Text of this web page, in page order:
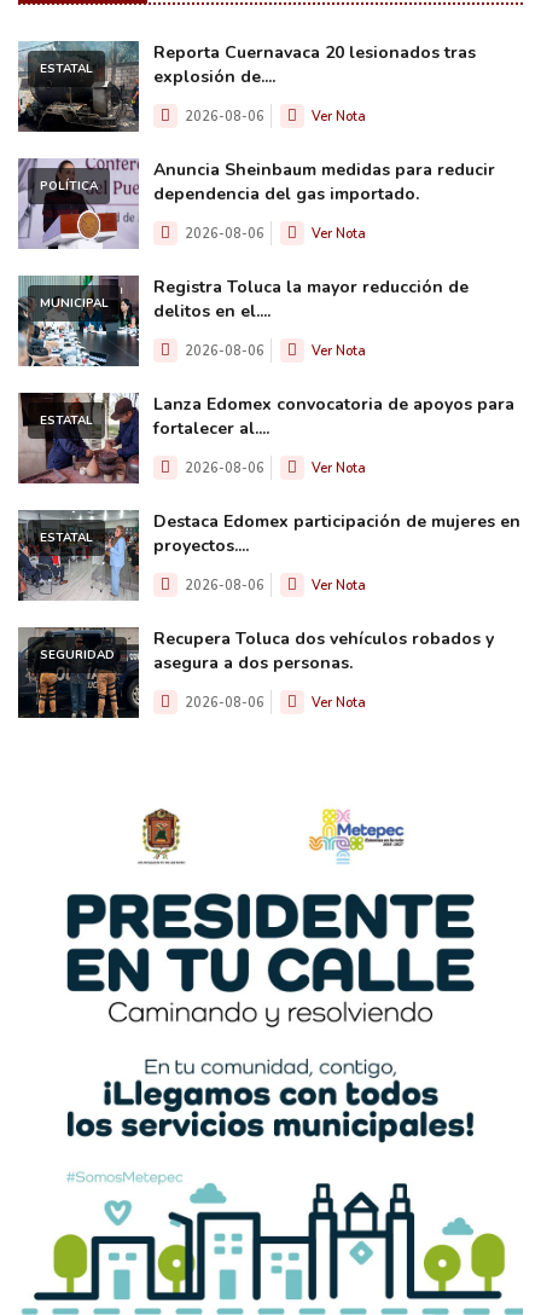
ESTATAL
Reporta Cuernavaca 20 lesionados tras
explosión de....
2026-08-06 Ver Nota
POLÍTICA
Anuncia Sheinbaum medidas para reducir
dependencia del gas importado.
2026-08-06 Ver Nota
MUNICIPAL
Registra Toluca la mayor reducción de
delitos en el....
2026-08-06 Ver Nota
ESTATAL
Lanza Edomex convocatoria de apoyos para
fortalecer al....
2026-08-06 Ver Nota
ESTATAL
Destaca Edomex participación de mujeres en
proyectos....
2026-08-06 Ver Nota
SEGURIDAD
Recupera Toluca dos vehículos robados y
asegura a dos personas.
2026-08-06 Ver Nota